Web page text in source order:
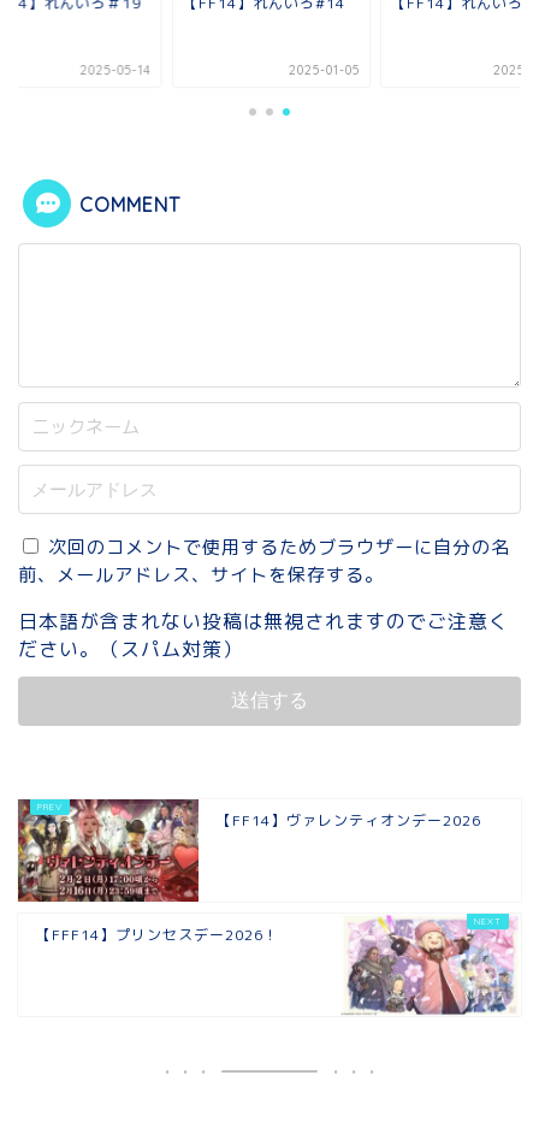
2025-05-14 2025-01-05 2025-
COMMENT
次回のコメントで使用するためブラウザーに自分の名
前、メールアドレス、サイトを保存する。
日本語が含まれない投稿は無視されますのでご注意く
ださい。（スパム対策）
【FF14】ヴァレンティオンデー2026
【FFF14】プリンセスデー2026！